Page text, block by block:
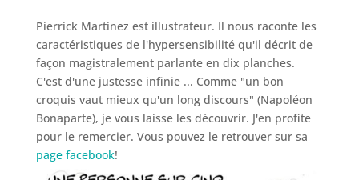
Pierrick Martinez est illustrateur. Il nous raconte les
caractéristiques de l'hypersensibilité qu'il décrit de
façon magistralement parlante en dix planches.
C'est d'une justesse infinie ... Comme "un bon
croquis vaut mieux qu'un long discours" (Napoléon
Bonaparte), je vous laisse les découvrir. J'en profite
pour le remercier. Vous pouvez le retrouver sur sa
page facebook!